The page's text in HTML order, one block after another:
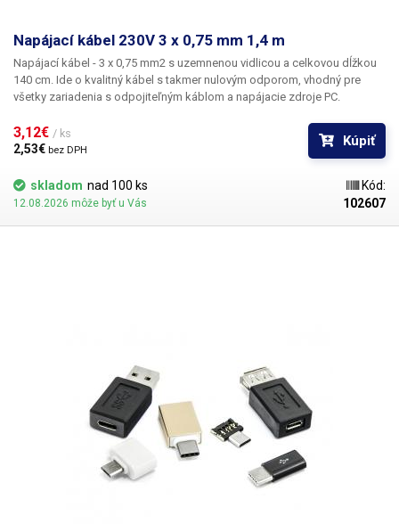
Napájací kábel 230V 3 x 0,75 mm 1,4 m
Napájací kábel - 3 x 0,75 mm2 s uzemnenou vidlicou a celkovou dĺžkou
140 cm. Ide o kvalitný kábel s takmer nulovým odporom, vhodný pre
všetky zariadenia s odpojiteľným káblom a napájacie zdroje PC.
3,12€ / ks
2,53€ bez DPH
Kúpiť
skladom nad 100 ks
12.08.2026 môže byť u Vás
Kód:
102607